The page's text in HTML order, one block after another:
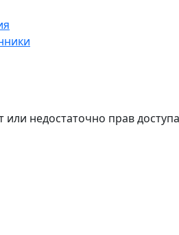
или недостаточно прав доступа